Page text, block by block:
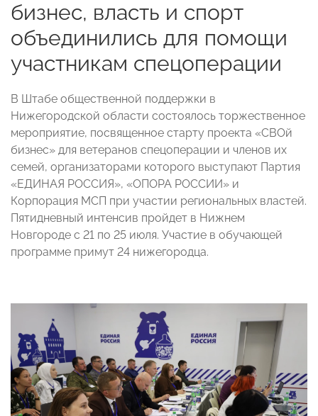
бизнес, власть и спорт
объединились для помощи
участникам спецоперации
В Штабе общественной поддержки в
Нижегородской области состоялось торжественное
мероприятие, посвященное старту проекта «СВОй
бизнес» для ветеранов спецоперации и членов их
семей, организаторами которого выступают Партия
«ЕДИНАЯ РОССИЯ», «ОПОРА РОССИИ» и
Корпорация МСП при участии региональных властей.
Пятидневный интенсив пройдет в Нижнем
Новгороде с 21 по 25 июля. Участие в обучающей
программе примут 24 нижегородца.